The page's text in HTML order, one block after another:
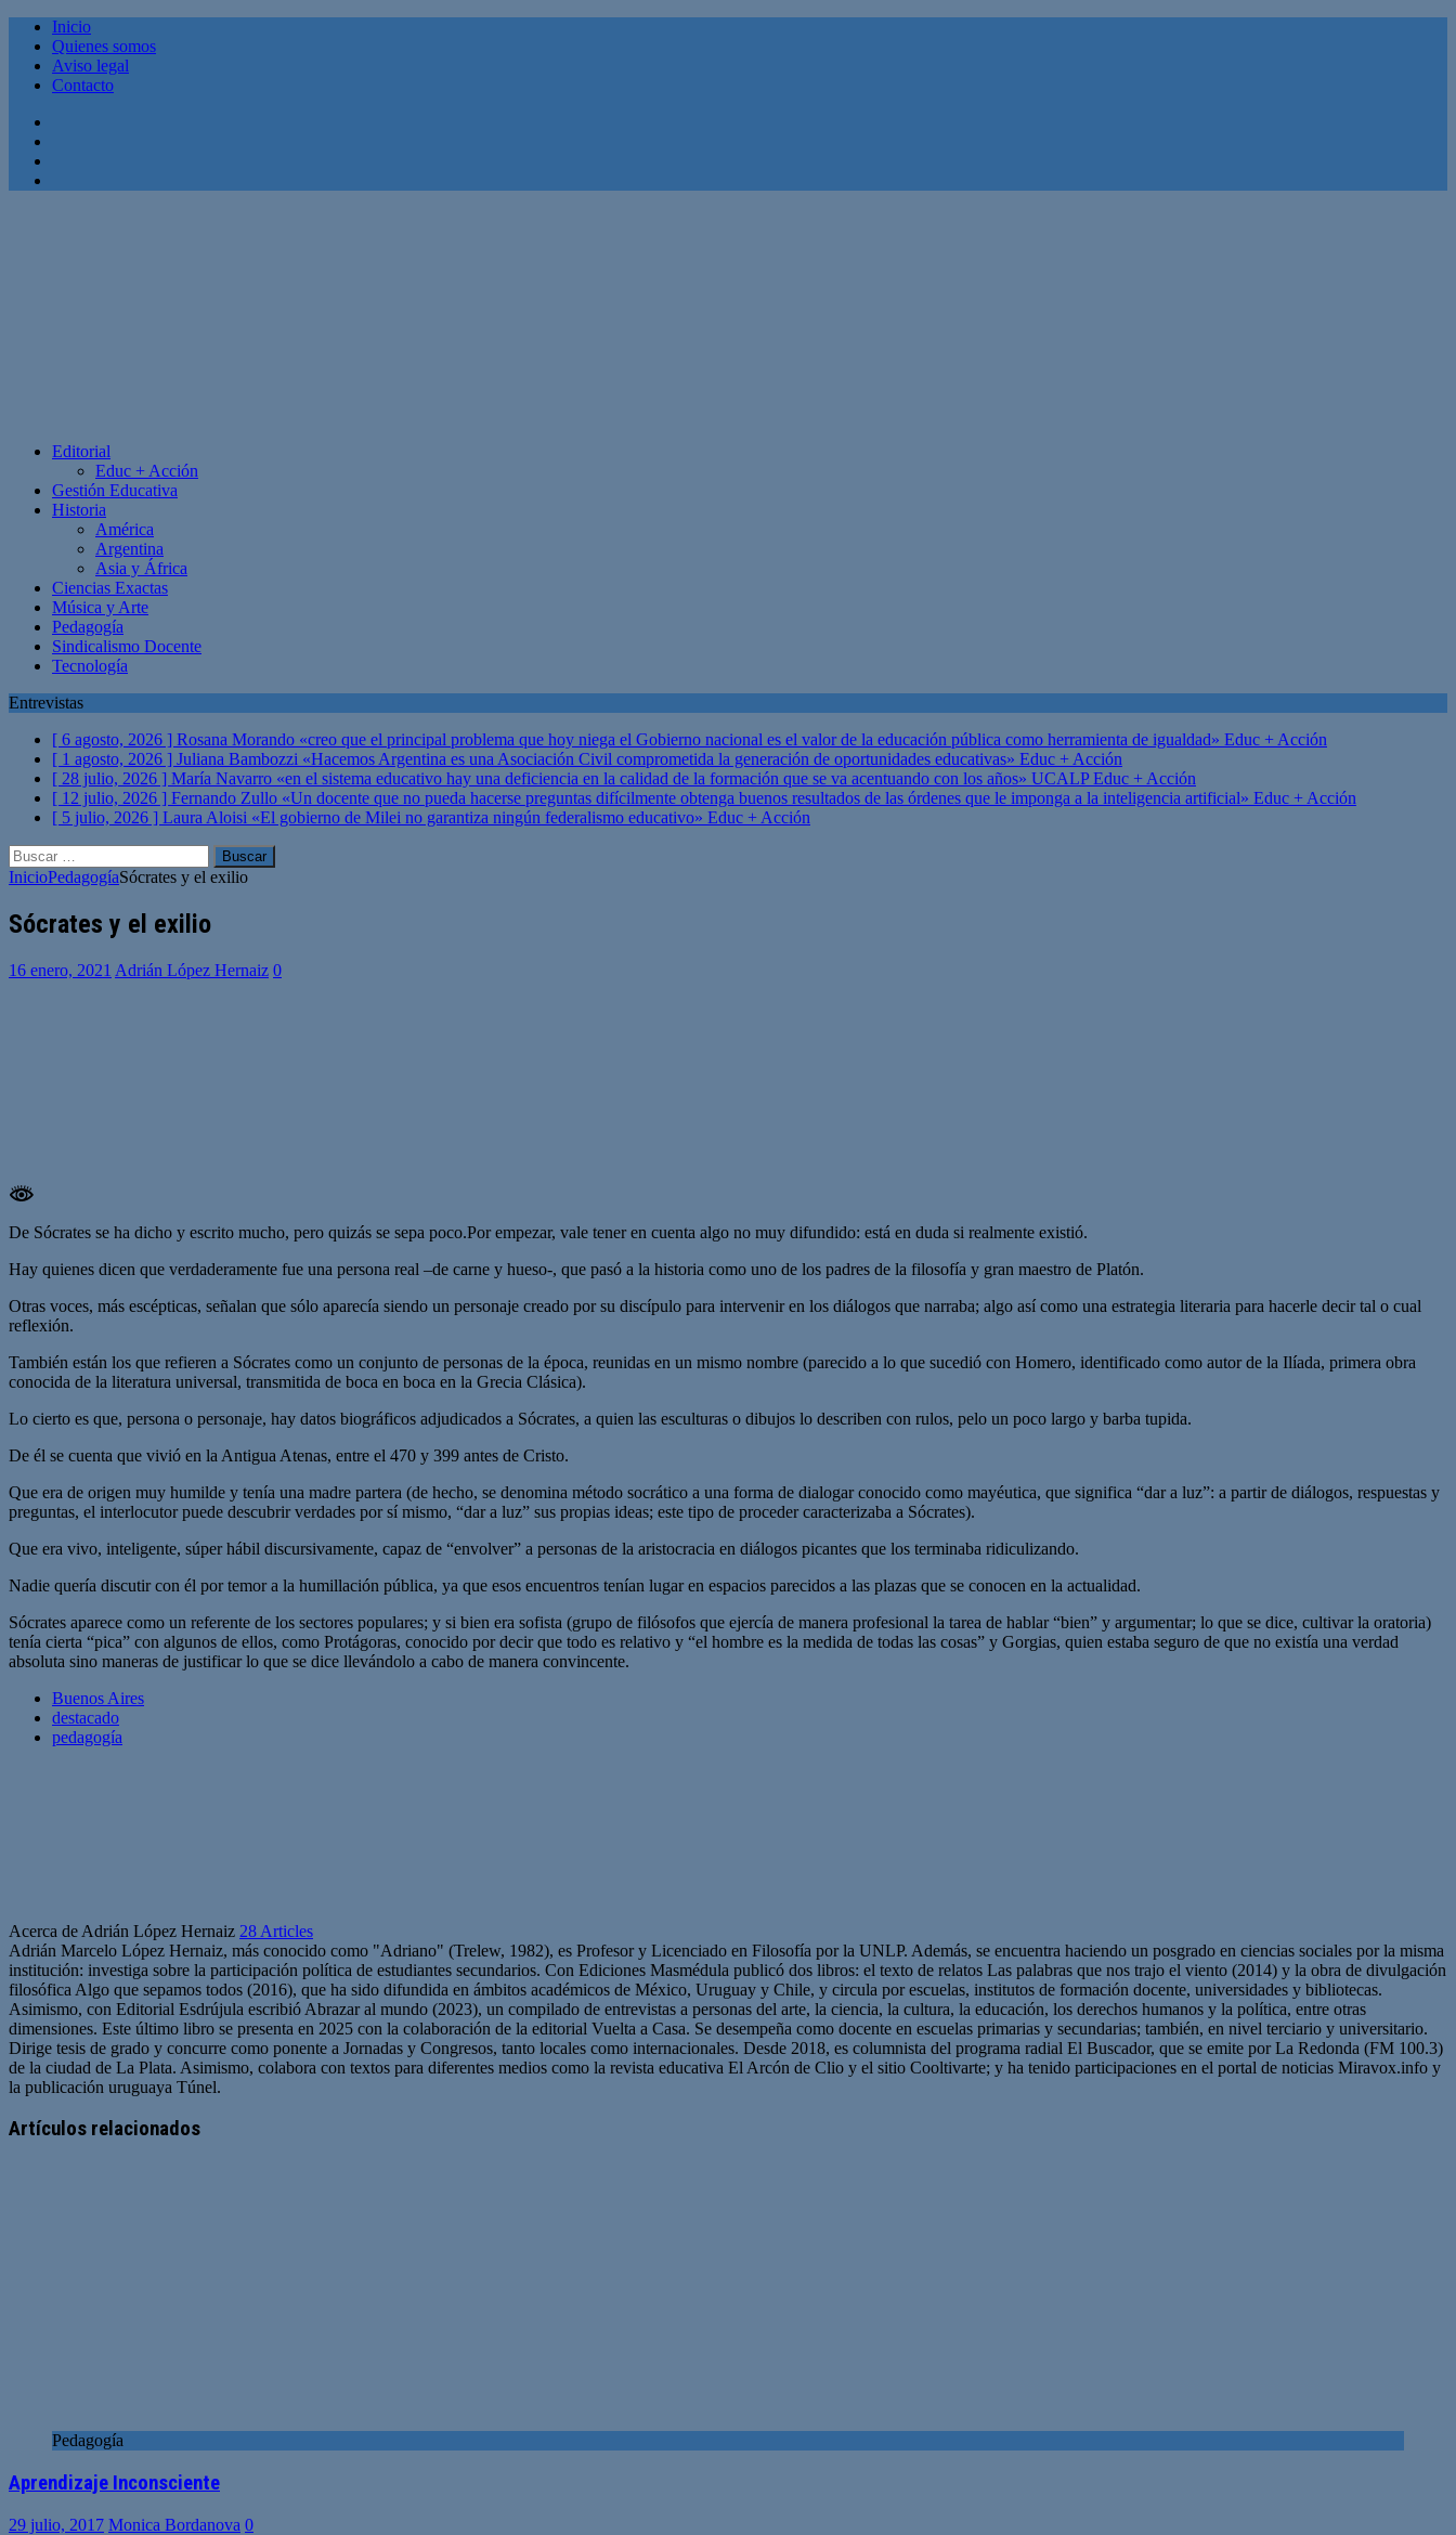
Inicio
Quienes somos
Aviso legal
Contacto
Editorial
Educ + Acción
Gestión Educativa
Historia
América
Argentina
Asia y África
Ciencias Exactas
Música y Arte
Pedagogía
Sindicalismo Docente
Tecnología
Entrevistas
[ 6 agosto, 2026 ] Rosana Morando «creo que el principal problema que hoy niega el Gobierno nacional es el valor de la educación pública como herramienta de igualdad» Educ + Acción
[ 1 agosto, 2026 ] Juliana Bambozzi «Hacemos Argentina es una Asociación Civil comprometida la generación de oportunidades educativas» Educ + Acción
[ 28 julio, 2026 ] María Navarro «en el sistema educativo hay una deficiencia en la calidad de la formación que se va acentuando con los años» UCALPEduc + Acción
[ 12 julio, 2026 ] Fernando Zullo «Un docente que no pueda hacerse preguntas difícilmente obtenga buenos resultados de las órdenes que le imponga a la inteligencia artificial» Educ + Acción
[ 5 julio, 2026 ] Laura Aloisi «El gobierno de Milei no garantiza ningún federalismo educativo» Educ + Acción
Buscar:
InicioPedagogíaSócrates y el exilio
Sócrates y el exilio
16 enero, 2021 Adrián López Hernaiz 0
De Sócrates se ha dicho y escrito mucho, pero quizás se sepa poco.Por empezar, vale tener en cuenta algo no muy difundido: está en duda si realmente existió.
Hay quienes dicen que verdaderamente fue una persona real –de carne y hueso-, que pasó a la historia como uno de los padres de la filosofía y gran maestro de Platón.
Otras voces, más escépticas, señalan que sólo aparecía siendo un personaje creado por su discípulo para intervenir en los diálogos que narraba; algo así como una estrategia literaria para hacerle decir tal o cual
reflexión.
También están los que refieren a Sócrates como un conjunto de personas de la época, reunidas en un mismo nombre (parecido a lo que sucedió con Homero, identificado como autor de la Ilíada, primera obra
conocida de la literatura universal, transmitida de boca en boca en la Grecia Clásica).
Lo cierto es que, persona o personaje, hay datos biográficos adjudicados a Sócrates, a quien las esculturas o dibujos lo describen con rulos, pelo un poco largo y barba tupida.
De él se cuenta que vivió en la Antigua Atenas, entre el 470 y 399 antes de Cristo.
Que era de origen muy humilde y tenía una madre partera (de hecho, se denomina método socrático a una forma de dialogar conocido como mayéutica, que significa “dar a luz”: a partir de diálogos, respuestas y
preguntas, el interlocutor puede descubrir verdades por sí mismo, “dar a luz” sus propias ideas; este tipo de proceder caracterizaba a Sócrates).
Que era vivo, inteligente, súper hábil discursivamente, capaz de “envolver” a personas de la aristocracia en diálogos picantes que los terminaba ridiculizando.
Nadie quería discutir con él por temor a la humillación pública, ya que esos encuentros tenían lugar en espacios parecidos a las plazas que se conocen en la actualidad.
Sócrates aparece como un referente de los sectores populares; y si bien era sofista (grupo de filósofos que ejercía de manera profesional la tarea de hablar “bien” y argumentar; lo que se dice, cultivar la oratoria)
tenía cierta “pica” con algunos de ellos, como Protágoras, conocido por decir que todo es relativo y “el hombre es la medida de todas las cosas” y Gorgias, quien estaba seguro de que no existía una verdad
absoluta sino maneras de justificar lo que se dice llevándolo a cabo de manera convincente.
Buenos Aires
destacado
pedagogía
Acerca de Adrián López Hernaiz 28 Articles
Adrián Marcelo López Hernaiz, más conocido como "Adriano" (Trelew, 1982), es Profesor y Licenciado en Filosofía por la UNLP. Además, se encuentra haciendo un posgrado en ciencias sociales por la misma
institución: investiga sobre la participación política de estudiantes secundarios. Con Ediciones Masmédula publicó dos libros: el texto de relatos Las palabras que nos trajo el viento (2014) y la obra de divulgación
filosófica Algo que sepamos todos (2016), que ha sido difundida en ámbitos académicos de México, Uruguay y Chile, y circula por escuelas, institutos de formación docente, universidades y bibliotecas.
Asimismo, con Editorial Esdrújula escribió Abrazar al mundo (2023), un compilado de entrevistas a personas del arte, la ciencia, la cultura, la educación, los derechos humanos y la política, entre otras
dimensiones. Este último libro se presenta en 2025 con la colaboración de la editorial Vuelta a Casa. Se desempeña como docente en escuelas primarias y secundarias; también, en nivel terciario y universitario.
Dirige tesis de grado y concurre como ponente a Jornadas y Congresos, tanto locales como internacionales. Desde 2018, es columnista del programa radial El Buscador, que se emite por La Redonda (FM 100.3)
de la ciudad de La Plata. Asimismo, colabora con textos para diferentes medios como la revista educativa El Arcón de Clio y el sitio Cooltivarte; y ha tenido participaciones en el portal de noticias Miravox.info y
la publicación uruguaya Túnel.
web
Artículos relacionados
Pedagogía
Aprendizaje Inconsciente
29 julio, 2017 Monica Bordanova 0